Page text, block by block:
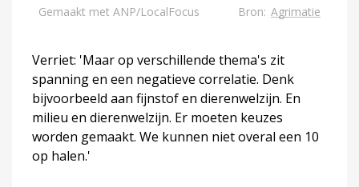
Verriet: 'Maar op verschillende thema's zit
spanning en een negatieve correlatie. Denk
bijvoorbeeld aan fijnstof en dierenwelzijn. En
milieu en dierenwelzijn. Er moeten keuzes
worden gemaakt. We kunnen niet overal een 10
op halen.'